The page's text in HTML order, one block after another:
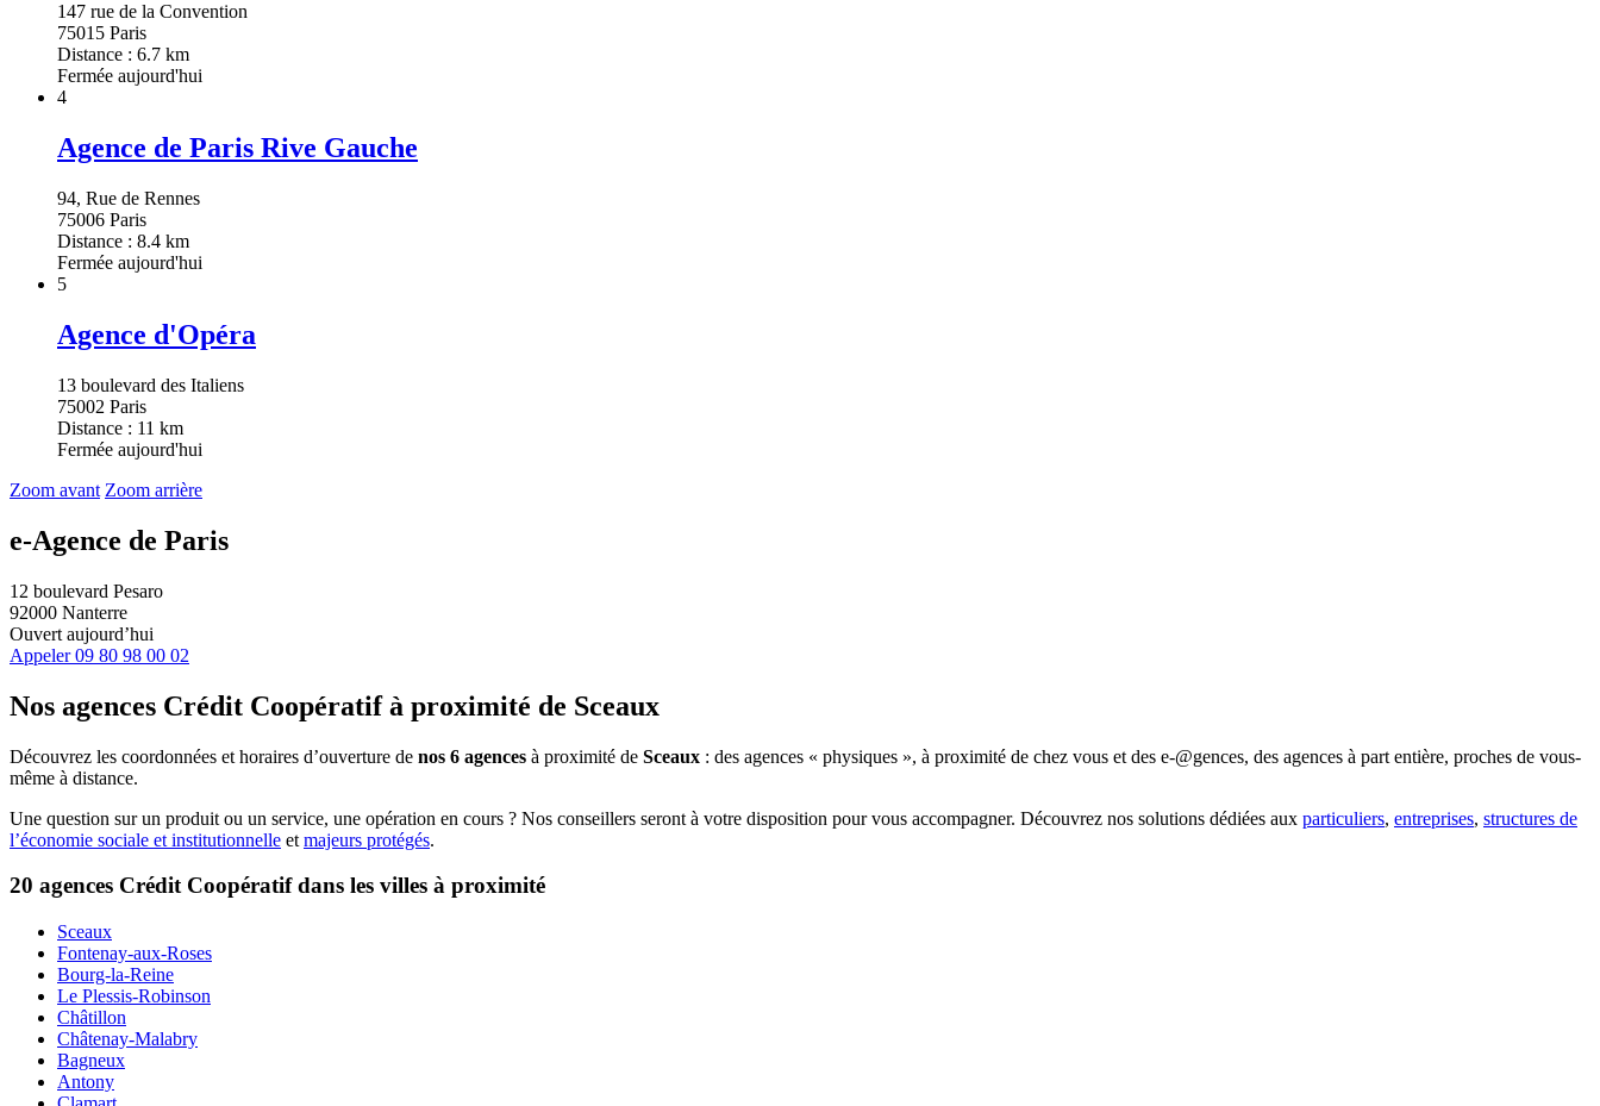
147 rue de la Convention
75015 Paris
Distance : 6.7 km
Fermée aujourd'hui
4
Agence de Paris Rive Gauche
94, Rue de Rennes
75006 Paris
Distance : 8.4 km
Fermée aujourd'hui
5
Agence d'Opéra
13 boulevard des Italiens
75002 Paris
Distance : 11 km
Fermée aujourd'hui
Zoom avant Zoom arrière
e-Agence de Paris
12 boulevard Pesaro
92000 Nanterre
Ouvert aujourd’hui
Appeler 09 80 98 00 02
Nos agences Crédit Coopératifà proximité de Sceaux
Découvrez les coordonnées et horaires d’ouverture de nos 6 agences à proximité de Sceaux : des agences « physiques », à proximité de chez vous et des e-@gences, des agences à part entière, proches de vous-
même à distance.
Une question sur un produit ou un service, une opération en cours ? Nos conseillers seront à votre disposition pour vous accompagner. Découvrez nos solutions dédiées aux particuliers, entreprises, structures de
l’économie sociale et institutionnelle et majeurs protégés.
20 agences Crédit Coopératif dans les villes à proximité
Sceaux
Fontenay-aux-Roses
Bourg-la-Reine
Le Plessis-Robinson
Châtillon
Châtenay-Malabry
Bagneux
Antony